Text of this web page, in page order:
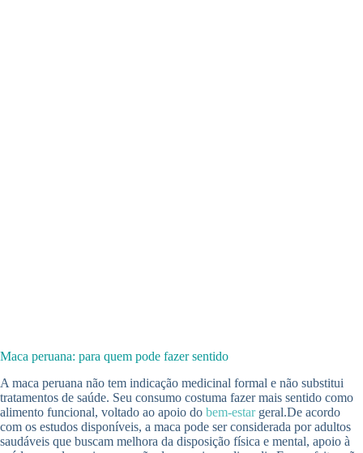
Maca peruana: para quem pode fazer sentido
A maca peruana não tem indicação medicinal formal e não substitui
tratamentos de saúde. Seu consumo costuma fazer mais sentido como
alimento funcional, voltado ao apoio do bem-estargeral.De acordo
com os estudos disponíveis, a maca pode ser considerada por adultos
saudáveis que buscam melhora da disposição física e mental, apoio à